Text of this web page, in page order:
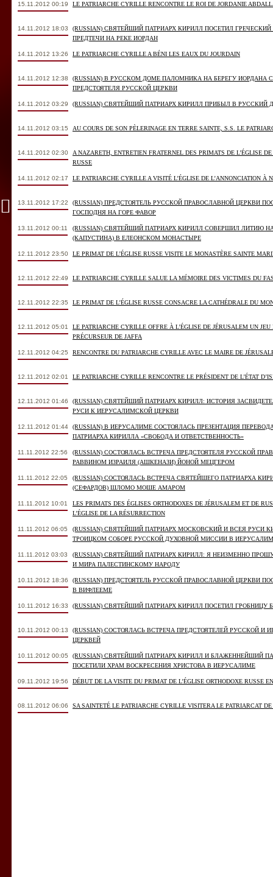
15.11.2012 00:19 LE PATRIARCHE CYRILLE RENCONTRE LE ROI DE JORDANIE
14.11.2012 18:03
(RUSSIAN) СВЯТЕЙШИЙ ПАТРИАРХ КИРИЛЛ ПОСЕТИЛ
ПРЕДТЕЧИ НА РЕКЕ ИОРДАН
14.11.2012 13:26 LE PATRIARCHE CYRILLE A BÉNI LES EAUX DU JOURDAIN
14.11.2012 12:38
(RUSSIAN) В РУССКОМ ДОМЕ ПАЛОМНИКА НА БЕРЕГУ ИОРДАНА
ПРЕДСТОЯТЕЛЯ РУССКОЙ ЦЕРКВИ
14.11.2012 03:29 (RUSSIAN) СВЯТЕЙШИЙ ПАТРИАРХ КИРИЛЛ ПРИБЫЛ В
14.11.2012 03:15 AU COURS DE SON PÈLERINAGE EN TERRE SAINTE, S.S. LE
14.11.2012 02:30
A NAZARETH, ENTRETIEN FRATERNEL DES PRIMATS DE L’ÉGLISE
RUSSE
14.11.2012 02:17 LE PATRIARCHE CYRILLE A VISITÉ L’ÉGLISE DE L’ANNONCIATION À
13.11.2012 17:22
(RUSSIAN) ПРЕДСТОЯТЕЛЬ РУССКОЙ ПРАВОСЛАВНОЙ ЦЕРКВИ
ГОСПОДНЯ НА ГОРЕ ФАВОР
13.11.2012 00:11
(RUSSIAN) СВЯТЕЙШИЙ ПАТРИАРХ КИРИЛЛ СОВЕРШИЛ ЛИТИЮ
(КАПУСТИНА) В ЕЛЕОНСКОМ МОНАСТЫРЕ
12.11.2012 23:50 LE PRIMAT DE L’ÉGLISE RUSSE VISITE LE MONASTÈRE SAINTE
12.11.2012 22:49 LE PATRIARCHE CYRILLE SALUE LA MÉMOIRE DES VICTIMES DU
12.11.2012 22:35 LE PRIMAT DE L’ÉGLISE RUSSE CONSACRE LA CATHÉDRALE DU
12.11.2012 05:01
LE PATRIARCHE CYRILLE OFFRE À L’ÉGLISE DE JÉRUSALEM UN
PRÉCURSEUR DE JAFFA
12.11.2012 04:25 RENCONTRE DU PATRIARCHE CYRILLE AVEC LE MAIRE DE
12.11.2012 02:01 LE PATRIARCHE CYRILLE RENCONTRE LE PRÉSIDENT DE L’ÉTAT
12.11.2012 01:46
(RUSSIAN) СВЯТЕЙШИЙ ПАТРИАРХ КИРИЛЛ: ИСТОРИЯ
РУСИ К ИЕРУСАЛИМСКОЙ ЦЕРКВИ
12.11.2012 01:44
(RUSSIAN) В ИЕРУСАЛИМЕ СОСТОЯЛАСЬ ПРЕЗЕНТАЦИЯ
ПАТРИАРХА КИРИЛЛА «СВОБОДА И ОТВЕТСТВЕННОСТЬ»
11.11.2012 22:56
(RUSSIAN) СОСТОЯЛАСЬ ВСТРЕЧА ПРЕДСТОЯТЕЛЯ РУССКОЙ
РАВВИНОМ ИЗРАИЛЯ (АШКЕНАЗИ) ЙОНОЙ МЕЦГЕРОМ
11.11.2012 22:05
(RUSSIAN) СОСТОЯЛАСЬ ВСТРЕЧА СВЯТЕЙШЕГО ПАТРИАРХА
(СЕФАРДОВ) ШЛОМО МОШЕ АМАРОМ
11.11.2012 10:01
LES PRIMATS DES ÉGLISES ORTHODOXES DE JÉRUSALEM ET DE
L’ÉGLISE DE LA RÉSURRECTION
11.11.2012 06:05
(RUSSIAN) СВЯТЕЙШИЙ ПАТРИАРХ МОСКОВСКИЙ И ВСЕЯ РУСИ
ТРОИЦКОМ СОБОРЕ РУССКОЙ ДУХОВНОЙ МИССИИ В
11.11.2012 03:03
(RUSSIAN) СВЯТЕЙШИЙ ПАТРИАРХ КИРИЛЛ: Я НЕИЗМЕННО
И МИРА ПАЛЕСТИНСКОМУ НАРОДУ
10.11.2012 18:36
(RUSSIAN) ПРЕДСТОЯТЕЛЬ РУССКОЙ ПРАВОСЛАВНОЙ ЦЕРКВИ
В ВИФЛЕЕМЕ
10.11.2012 16:33 (RUSSIAN) СВЯТЕЙШИЙ ПАТРИАРХ КИРИЛЛ ПОСЕТИЛ
10.11.2012 00:13
(RUSSIAN) СОСТОЯЛАСЬ ВСТРЕЧА ПРЕДСТОЯТЕЛЕЙ РУССКОЙ
ЦЕРКВЕЙ
10.11.2012 00:05
(RUSSIAN) СВЯТЕЙШИЙ ПАТРИАРХ КИРИЛЛ И БЛАЖЕННЕЙШИЙ
ПОСЕТИЛИ ХРАМ ВОСКРЕСЕНИЯ ХРИСТОВА В ИЕРУСАЛИМЕ
09.11.2012 19:56 DÉBUT DE LA VISITE DU PRIMAT DE L’ÉGLISE ORTHODOXE RUSSE
08.11.2012 06:06 SA SAINTETÉ LE PATRIARCHE CYRILLE VISITERA LE PATRIARCAT